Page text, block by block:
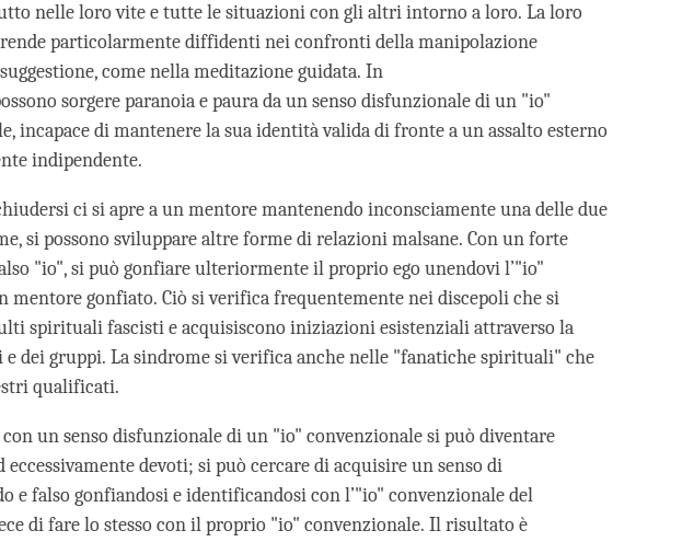
nelle loro vite e tutte le situazioni con gli altri intorno a loro. La loro
rende particolarmente diffidenti nei confronti della manipolazione
come nella meditazione guidata. In
sorgere paranoia e paura da un senso disfunzionale di un "io"
incapace di mantenere la sua identità valida di fronte a un assalto esterno
indipendente.
ci si apre a un mentore mantenendo inconsciamente una delle due
si possono sviluppare altre forme di relazioni malsane. Con un forte
"io", si può gonfiare ulteriormente il proprio ego unendovi l’"io"
mentore gonfiato. Ciò si verifica frequentemente nei discepoli che si
spirituali fascisti e acquisiscono iniziazioni esistenziali attraverso la
e dei gruppi. La sindrome si verifica anche nelle "fanatiche spirituali" che
qualificati.
un senso disfunzionale di un "io" convenzionale si può diventare
eccessivamente devoti; si può cercare di acquisire un senso di
e falso gonfiandosi e identificandosi con l’"io" convenzionale del
di fare lo stesso con il proprio "io" convenzionale. Il risultato è